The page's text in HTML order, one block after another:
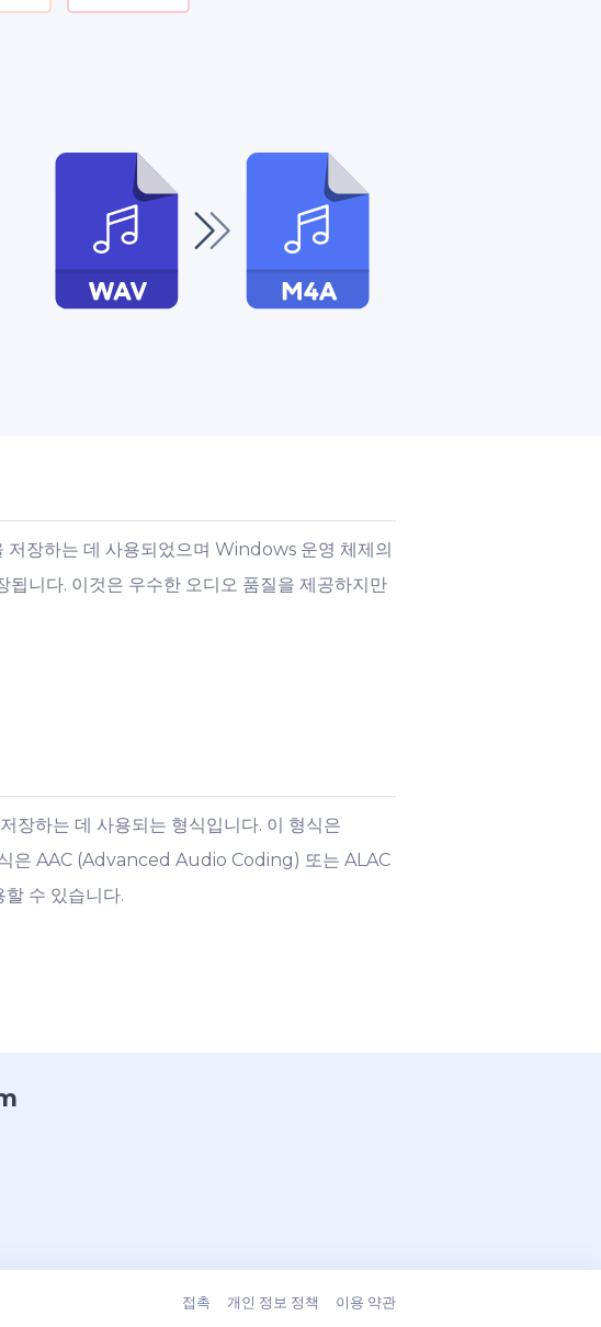
장하는 데 사용되었으며 Windows 운영 체제의
니다. 이것은 우수한 오디오 품질을 제공하지만
하는 데 사용되는 형식입니다. 이 형식은
은 AAC (Advanced Audio Coding) 또는 ALAC
수 있습니다.
접촉 개인 정보 정책 이용 약관